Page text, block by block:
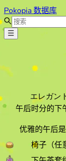
Pokopia 数据库
エレガン
午后时分的下
优雅的午后
椅子（任